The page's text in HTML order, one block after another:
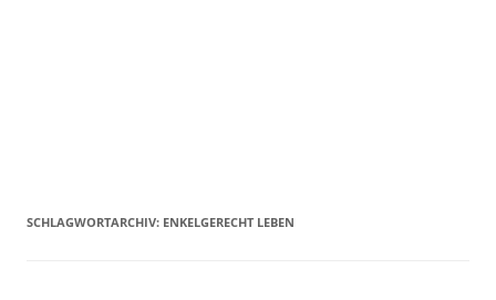
SCHLAGWORTARCHIV: ENKELGERECHT LEBEN